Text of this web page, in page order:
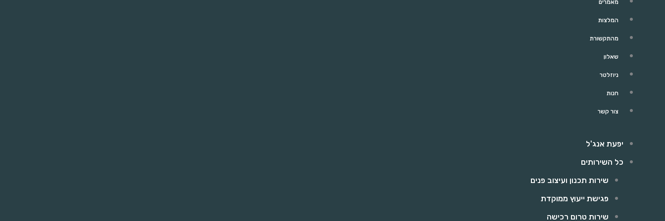
מאמרים
המלצות
מהתקשורת
שאלון
ניוזלטר
חנות
צור קשר
יפעת אנג'ל
כל השירותים
שירות תכנון ועיצוב פנים
פגישת ייעוץ ממוקדת
שירות טרום רכישה